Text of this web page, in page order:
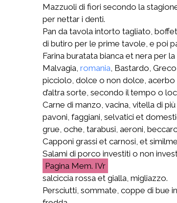
Mazzuoli di fiori secondo la
per nettar i denti.
Pan da tavola intorto tagliato,
di butiro per le prime tavole, e poi
Farina buratata bianca et nera per
Malvagia, romania , Bastardo,
picciolo, dolce o non dolce, acerbo
d’altra sorte, secondo il tempo o
Carne di manzo, vacina, vitella di
pavoni, faggiani, selvatici et
grue, oche, tarabusi, aeroni,
Capponi grassi et carnosi, et
Salami di porco investiti o non
Mem. IVr
salciccia rossa et gialla, migliazzo.
Persciutti, sommate, coppe di bue